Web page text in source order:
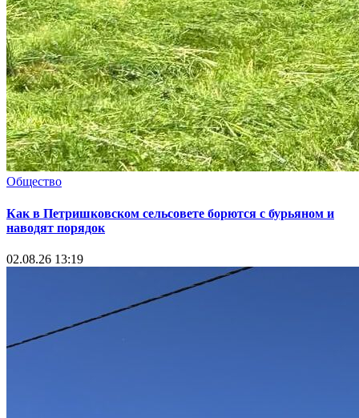
Общество
Как в Петришковском сельсовете борются с бурьяном и
наводят порядок
02.08.26 13:19